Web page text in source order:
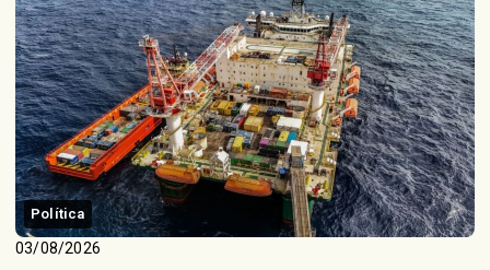
Política
03/08/2026